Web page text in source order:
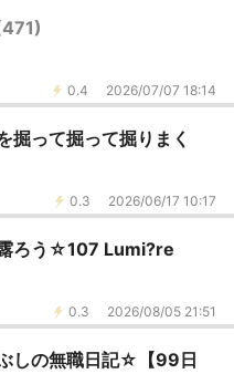
0.4 2026/07/07 18:14
掘って掘って掘りまく
0.3 2026/06/17 10:17
露ろう☆107 Lumi?re
0.3 2026/08/05 21:51
しの無職日記☆【99日